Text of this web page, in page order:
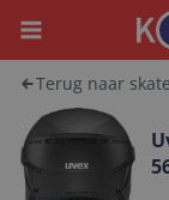
Menu
Terug naar